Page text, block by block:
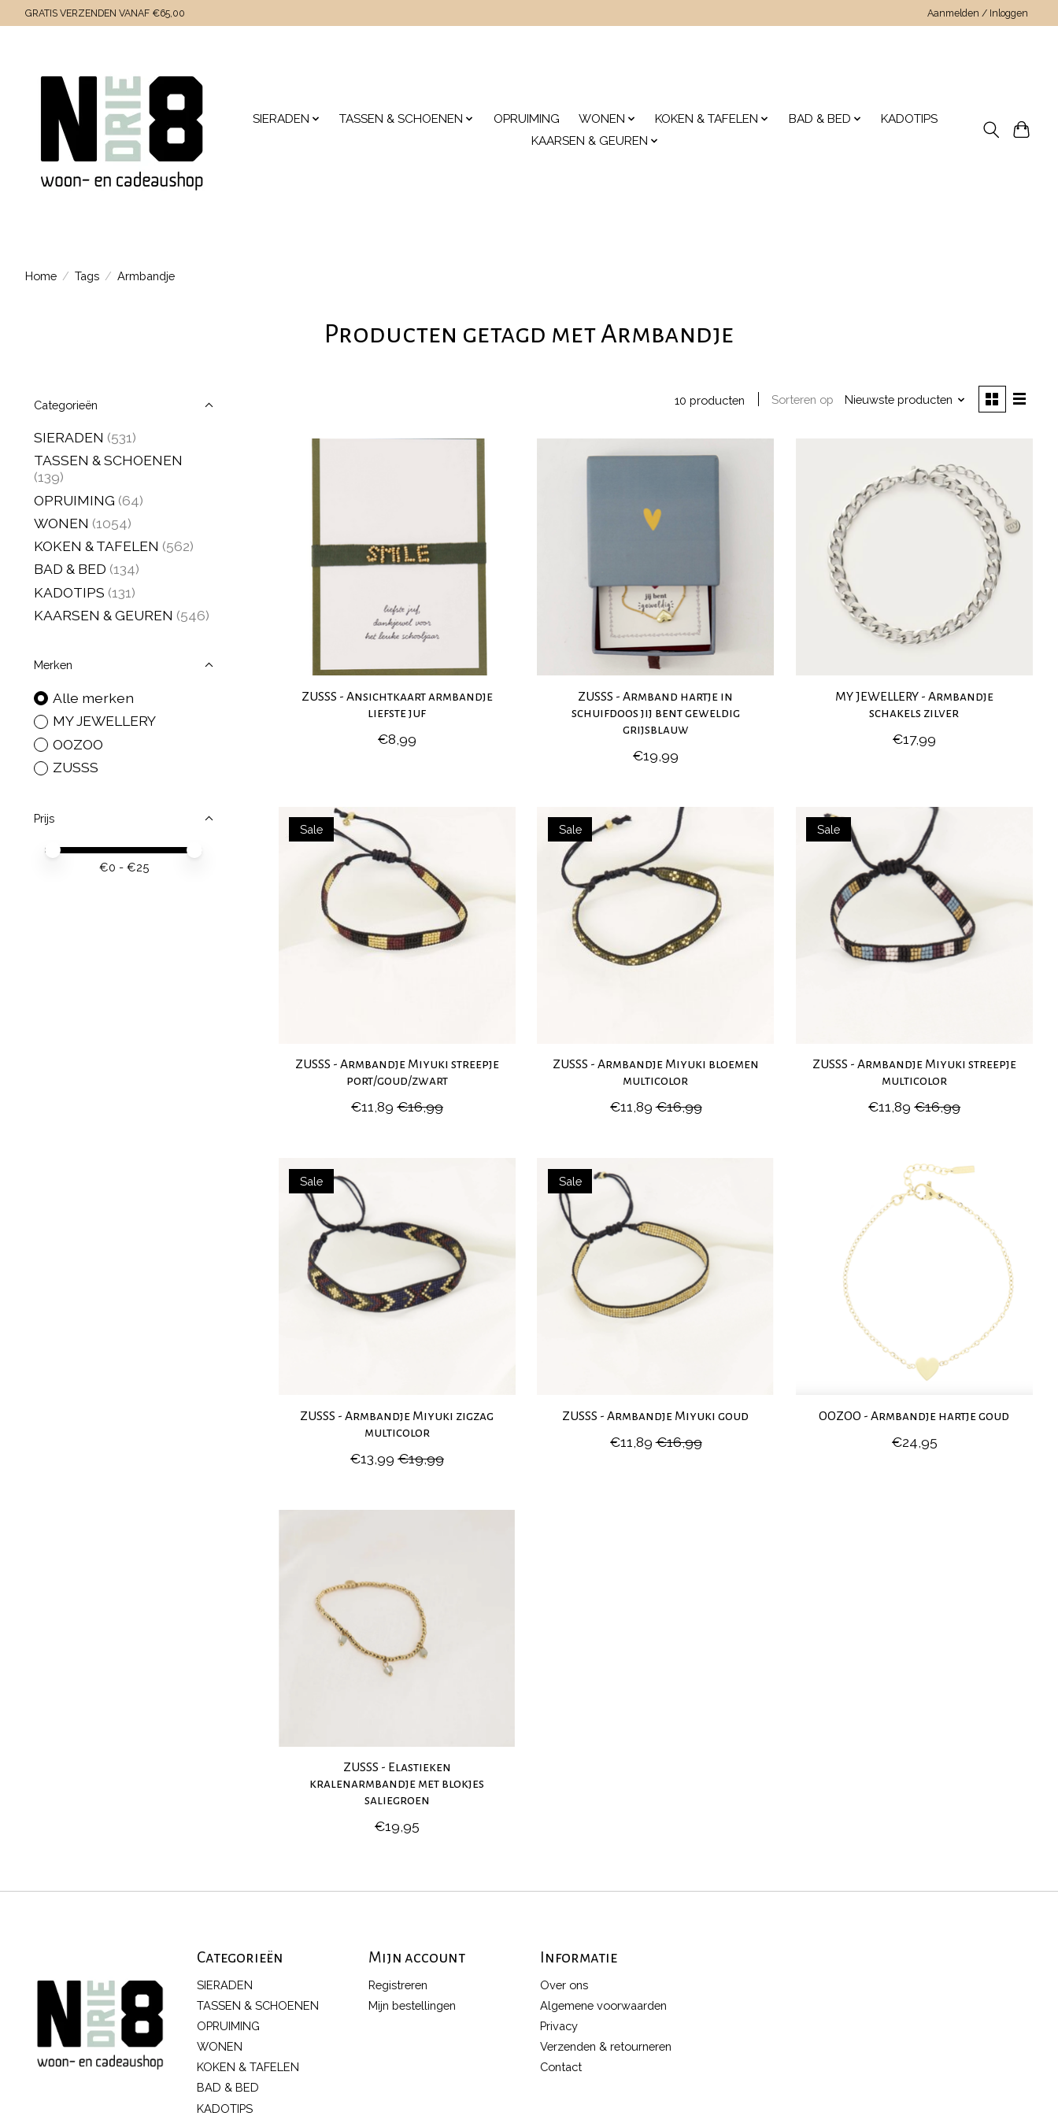
GRATIS VERZENDEN VANAF €65,00 Aanmelden / Inloggen
SIERADEN TASSEN & SCHOENEN OPRUIMING WONEN KOKEN & TAFELEN BAD & BED
KADOTIPS
KAARSEN & GEUREN
Home / Tags / Armbandje
Producten getagd met Armbandje
Categorieën
SIERADEN (531)
TASSEN & SCHOENEN
(139)
OPRUIMING (64)
WONEN (1054)
KOKEN & TAFELEN (562)
BAD & BED (134)
KADOTIPS (131)
KAARSEN & GEUREN (546)
Merken
Alle merken
MY JEWELLERY
OOZOO
ZUSSS
Prijs
Minimale prijswaarde
Price maximum value
€0 - €25
10 producten Sorteren op Nieuwste producten
ZUSSS - Ansichtkaart armbandje
liefste juf
€8,99
ZUSSS - Armband hartje in
schuifdoos jij bent geweldig
grijsblauw
€19,99
MY JEWELLERY - Armbandje
schakels zilver
€17,99
Sale
ZUSSS - Armbandje Miyuki streepje
port/goud/zwart
€11,89 €16,99
Sale
ZUSSS - Armbandje Miyuki bloemen
multicolor
€11,89 €16,99
Sale
ZUSSS - Armbandje Miyuki streepje
multicolor
€11,89 €16,99
Sale
ZUSSS - Armbandje Miyuki zigzag
multicolor
€13,99 €19,99
Sale
ZUSSS - Armbandje Miyuki goud
€11,89 €16,99
OOZOO - Armbandje hartje goud
€24,95
ZUSSS - Elastieken
kralenarmbandje met blokjes
saliegroen
€19,95
Categorieën
SIERADEN
TASSEN & SCHOENEN
OPRUIMING
WONEN
KOKEN & TAFELEN
BAD & BED
KADOTIPS
Mijn account
Registreren
Mijn bestellingen
Informatie
Over ons
Algemene voorwaarden
Privacy
Verzenden & retourneren
Contact